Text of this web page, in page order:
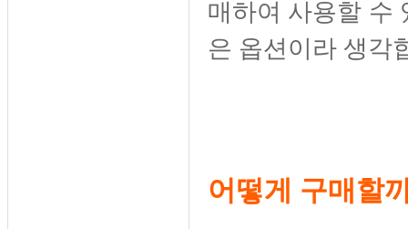
매하여 사용할 수
은 옵션이라 생각
어떻게 구매할